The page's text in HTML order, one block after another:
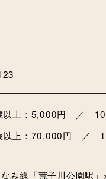
以上：5,000円 ／ 10
以上：70,000円 ／
み線「荒子川公園駅